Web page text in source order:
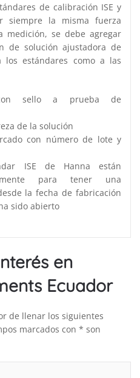
de calibración ISE y
siempre la misma fuerza
medición, se debe agregar
de solución ajustadora de
los estándares como a las
sello a prueba de
de la solución
con número de lote y
ISE de Hanna están
para tener una
la fecha de fabricación
sido abierto
en
Ecuador
de llenar los siguientes
marcados con * son